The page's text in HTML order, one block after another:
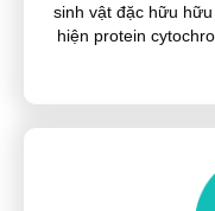
sinh vật đặc hữu
hiện protein